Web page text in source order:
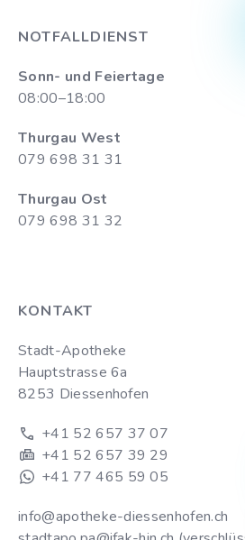
NOTFALLDIENST
Sonn- und Feiertage
08:00–18:00
Thurgau West
079 698 31 31
Thurgau Ost
079 698 31 32
KONTAKT
Stadt-Apotheke
Hauptstrasse 6a
8253 Diessenhofen
+41 52 657 37 07
+41 52 657 39 29
+41 77 465 59 05
info@apotheke-diessenhofen.ch